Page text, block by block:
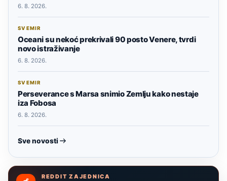
6. 8. 2026.
SVEMIR
Oceani su nekoć prekrivali 90 posto Venere, tvrdi
novo istraživanje
6. 8. 2026.
SVEMIR
Perseverance s Marsa snimio Zemlju kako nestaje
iza Fobosa
6. 8. 2026.
Sve novosti
REDDIT ZAJEDNICA